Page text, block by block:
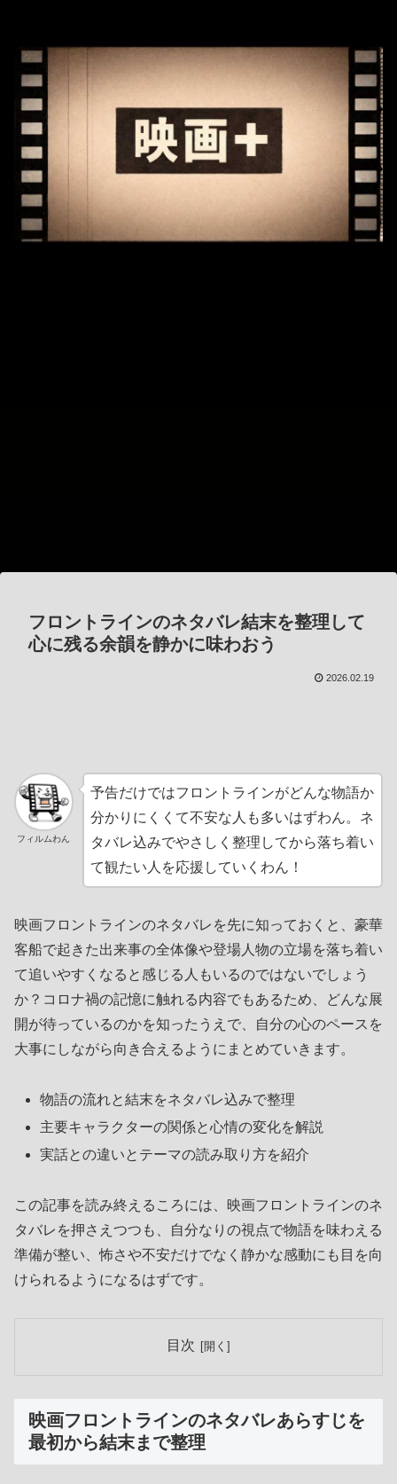
フロントラインのネタバレ結末を整理して
心に残る余韻を静かに味わおう
2026.02.19
フィルムわん
予告だけではフロントラインがどんな物語か
分かりにくくて不安な人も多いはずわん。ネ
タバレ込みでやさしく整理してから落ち着い
て観たい人を応援していくわん！
映画フロントラインのネタバレを先に知っておくと、豪華
客船で起きた出来事の全体像や登場人物の立場を落ち着い
て追いやすくなると感じる人もいるのではないでしょう
か？コロナ禍の記憶に触れる内容でもあるため、どんな展
開が待っているのかを知ったうえで、自分の心のペースを
大事にしながら向き合えるようにまとめていきます。
物語の流れと結末をネタバレ込みで整理
主要キャラクターの関係と心情の変化を解説
実話との違いとテーマの読み取り方を紹介
この記事を読み終えるころには、映画フロントラインのネ
タバレを押さえつつも、自分なりの視点で物語を味わえる
準備が整い、怖さや不安だけでなく静かな感動にも目を向
けられるようになるはずです。
目次
映画フロントラインのネタバレあらすじを
最初から結末まで整理